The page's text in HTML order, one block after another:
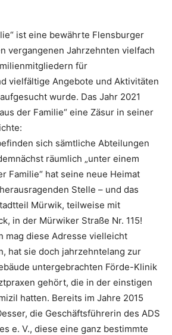
ist eine bewährte Flensburger
vergangenen Jahrzehnten vielfach
für
vielfältige Angebote und Aktivitäten
wurde. Das Jahr 2021
der Familie“ eine Zäsur in seiner
sich sämtliche Abteilungen
räumlich „unter einem
Familie“ hat seine neue Heimat
Stelle – und das
Mürwik, teilweise mit
in der Mürwiker Straße Nr. 115!
mag diese Adresse vielleicht
hat sie doch jahrzehntelang zur
untergebrachten Förde-Klinik
gehört, die in der einstigen
hatten. Bereits im Jahre 2015
die Geschäftsführerin des ADS
e. V., diese eine ganz bestimmte